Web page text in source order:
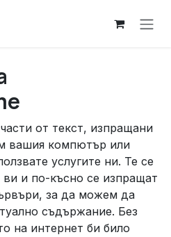
от текст, изпращани
вашия компютър или
услугите ни. Те се
ви и по-късно се изпращат
за да можем да
съдържание. Без
на интернет би било